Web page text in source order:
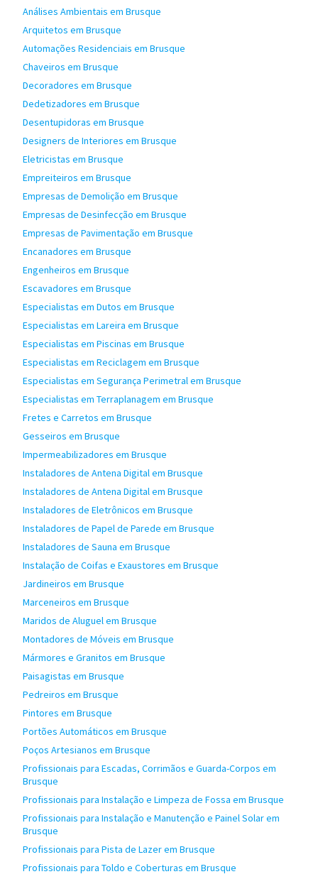
Análises Ambientais em Brusque
Arquitetos em Brusque
Automações Residenciais em Brusque
Chaveiros em Brusque
Decoradores em Brusque
Dedetizadores em Brusque
Desentupidoras em Brusque
Designers de Interiores em Brusque
Eletricistas em Brusque
Empreiteiros em Brusque
Empresas de Demolição em Brusque
Empresas de Desinfecção em Brusque
Empresas de Pavimentação em Brusque
Encanadores em Brusque
Engenheiros em Brusque
Escavadores em Brusque
Especialistas em Dutos em Brusque
Especialistas em Lareira em Brusque
Especialistas em Piscinas em Brusque
Especialistas em Reciclagem em Brusque
Especialistas em Segurança Perimetral em Brusque
Especialistas em Terraplanagem em Brusque
Fretes e Carretos em Brusque
Gesseiros em Brusque
Impermeabilizadores em Brusque
Instaladores de Antena Digital em Brusque
Instaladores de Antena Digital em Brusque
Instaladores de Eletrônicos em Brusque
Instaladores de Papel de Parede em Brusque
Instaladores de Sauna em Brusque
Instalação de Coifas e Exaustores em Brusque
Jardineiros em Brusque
Marceneiros em Brusque
Maridos de Aluguel em Brusque
Montadores de Móveis em Brusque
Mármores e Granitos em Brusque
Paisagistas em Brusque
Pedreiros em Brusque
Pintores em Brusque
Portões Automáticos em Brusque
Poços Artesianos em Brusque
Profissionais para Escadas, Corrimãos e Guarda-Corpos em
Brusque
Profissionais para Instalação e Limpeza de Fossa em Brusque
Profissionais para Instalação e Manutenção e Painel Solar em
Brusque
Profissionais para Pista de Lazer em Brusque
Profissionais para Toldo e Coberturas em Brusque